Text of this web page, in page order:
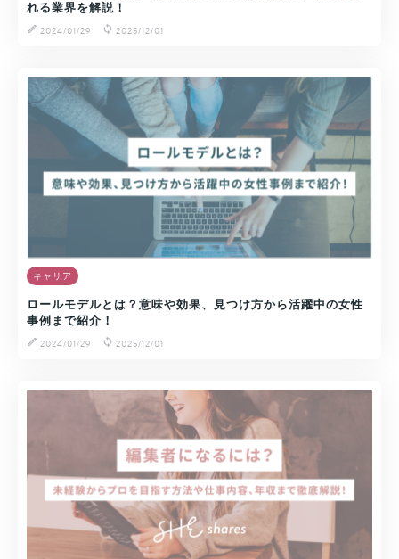
れる業界を解説！
2024/01/29
2025/12/01
キャリア
ロールモデルとは？意味や効果、見つけ方から活躍中の女性
事例まで紹介！
2024/01/29
2025/12/01